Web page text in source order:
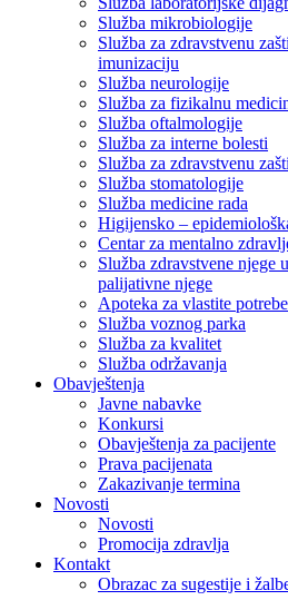
Služba mikrobiologije
Služba za zdravstvenu
imunizaciju
Služba neurologije
Služba za fizikalnu
Služba oftalmologije
Služba za interne bolesti
Služba za zdravstvenu
Služba stomatologije
Služba medicine rada
Higijensko –
Centar za mentalno
Služba zdravstvene njege
palijativne njege
Apoteka za vlastite potrebe
Služba voznog parka
Služba za kvalitet
Služba održavanja
Obavještenja
Javne nabavke
Konkursi
Obavještenja za pacijente
Prava pacijenata
Zakazivanje termina
Novosti
Novosti
Promocija zdravlja
Kontakt
Obrazac za sugestije i